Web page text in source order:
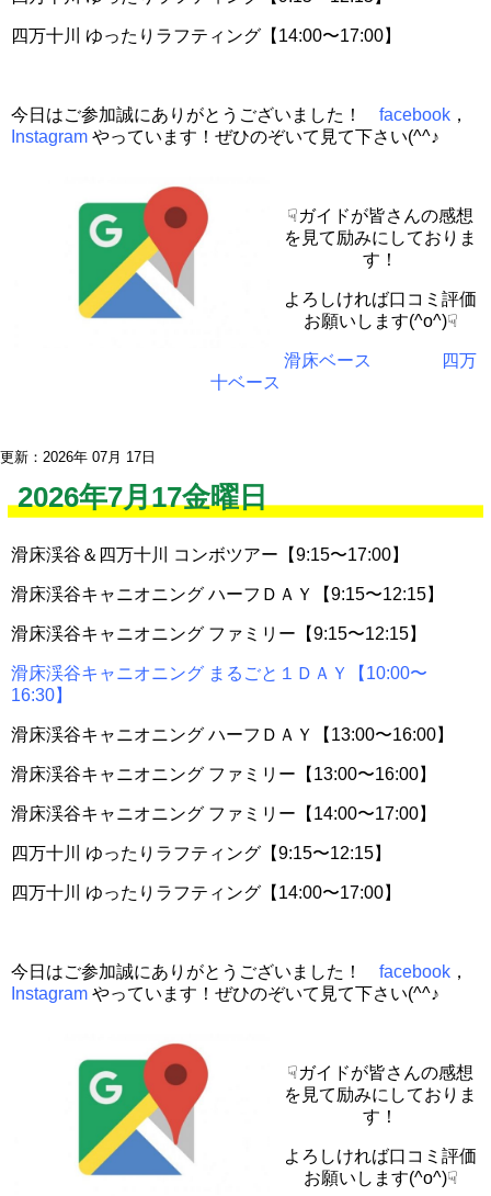
四万十川 ゆったりラフティング【14:00〜17:00】
今日はご参加誠にありがとうございました！ facebook ，
Instagram やっています！ぜひのぞいて見て下さい(^^♪
☟ガイドが皆さんの感想
を見て励みにしておりま
す！
よろしければ口コミ評価
お願いします(^o^)☟
滑床ベース
四万
十ベース
更新：2026年 07月 17日
2026年7月17金曜日
滑床渓谷＆四万十川 コンボツアー【9:15〜17:00】
滑床渓谷キャニオニング ハーフＤＡＹ【9:15〜12:15】
滑床渓谷キャニオニング ファミリー【9:15〜12:15】
滑床渓谷キャニオニング まるごと１ＤＡＹ【10:00〜
16:30】
滑床渓谷キャニオニング ハーフＤＡＹ【13:00〜16:00】
滑床渓谷キャニオニング ファミリー【13:00〜16:00】
滑床渓谷キャニオニング ファミリー【14:00〜17:00】
四万十川 ゆったりラフティング【9:15〜12:15】
四万十川 ゆったりラフティング【14:00〜17:00】
今日はご参加誠にありがとうございました！ facebook ，
Instagram やっています！ぜひのぞいて見て下さい(^^♪
☟ガイドが皆さんの感想
を見て励みにしておりま
す！
よろしければ口コミ評価
お願いします(^o^)☟